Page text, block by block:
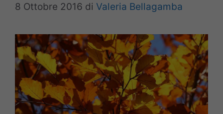
8 Ottobre 2016 di Valeria Bellagamba